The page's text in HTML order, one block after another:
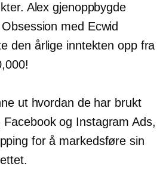
Alex gjenoppbygde
med Ecwid
den årlige inntekten opp fra
ut hvordan de har brukt
Facebook og Instagram Ads,
for å markedsføre sin